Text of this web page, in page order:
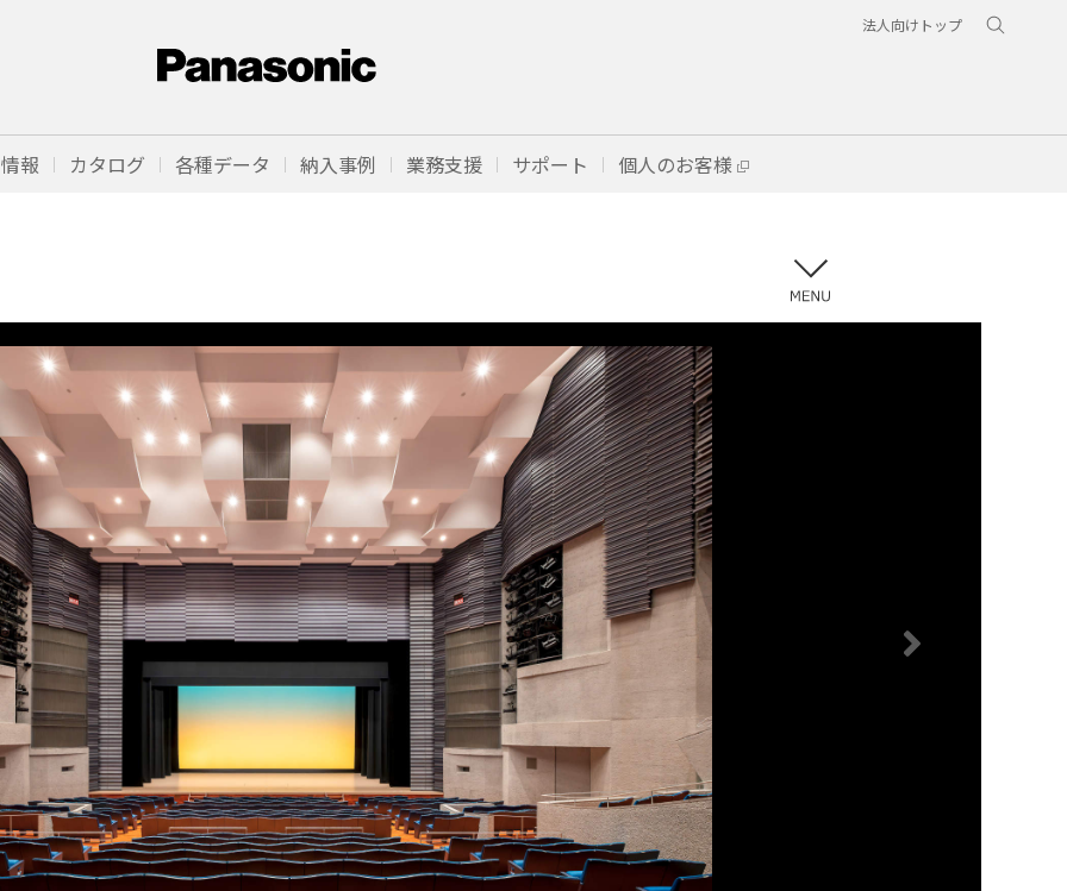
法人向けトップ
報 カタログ 各種データ 納入事例 業務支援 サポート 個人のお客様